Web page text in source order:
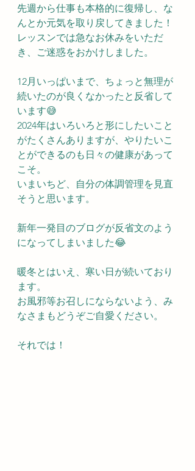
先週から仕事も本格的に復帰し、な
んとか元気を取り戻してきました！
レッスンでは急なお休みをいただ
き、ご迷惑をおかけしました。
12月いっぱいまで、ちょっと無理が
続いたのが良くなかったと反省して
います😅
2024年はいろいろと形にしたいこと
がたくさんありますが、やりたいこ
とができるのも日々の健康があって
こそ。
いまいちど、自分の体調管理を見直
そうと思います。
新年一発目のブログが反省文のよう
になってしまいました😂
暖冬とはいえ、寒い日が続いており
ます。
お風邪等お召しにならないよう、み
なさまもどうぞご自愛ください。
それでは！